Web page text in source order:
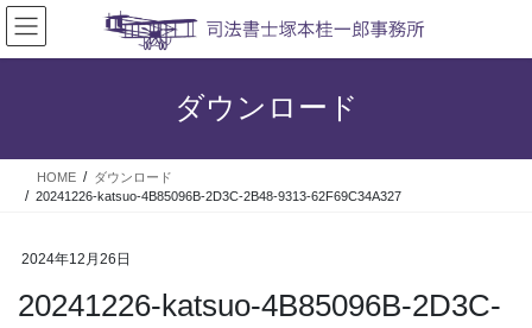
コ
ン
テ
ス
ナ
ビ
ゲ
ン
ダウンロード
HOME
ダウンロード
20241226-katsuo-4B85096B-2D3C-2B48-9313-62F69C34A327
2024年12月26日
20241226-katsuo-4B85096B-2D3C-